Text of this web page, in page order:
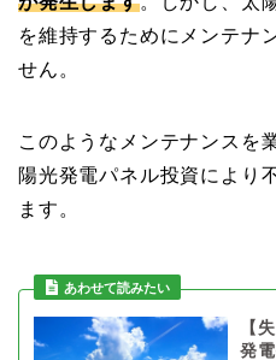
を維持するためにメンテナ
せん。
このようなメンテナンスを
陽光発電パネル投資により
ます。
【
発